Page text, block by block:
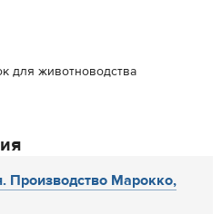
для животноводства
Производство Марокко,